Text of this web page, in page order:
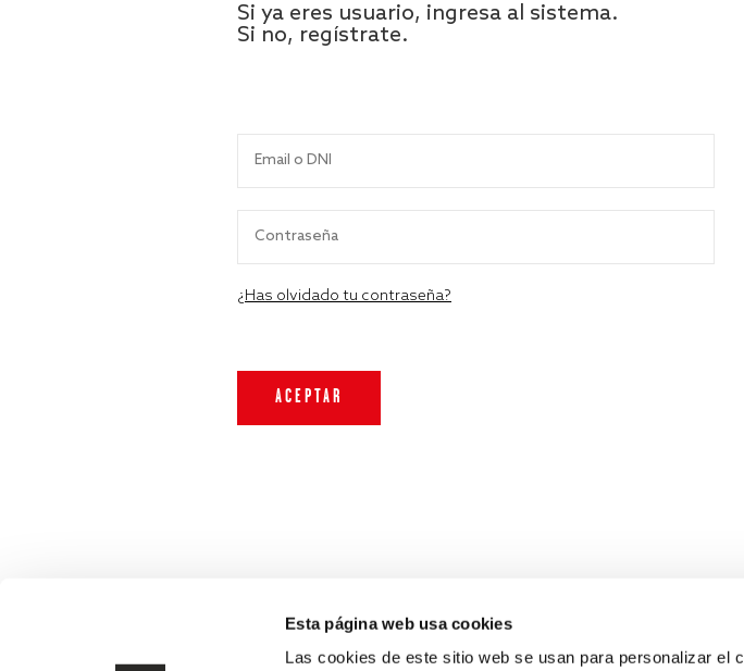
Esta página web usa cookies
Las cookies de este sitio web se usan para personalizar el
Si ya eres usuario, ingresa al sistema.
Si no, regístrate.
¿Has olvidado tu contraseña?